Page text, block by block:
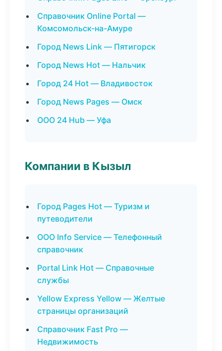
Справочник Online Portal —
Комсомольск-на-Амуре
Город News Link — Пятигорск
Город News Hot — Нальчик
Город 24 Hot — Владивосток
Город News Pages — Омск
ООО 24 Hub — Уфа
Компании в Кызыл
Город Pages Hot — Туризм и
путеводители
ООО Info Service — Телефонный
справочник
Portal Link Hot — Справочные
службы
Yellow Express Yellow — Желтые
страницы организаций
Справочник Fast Pro —
Недвижимость